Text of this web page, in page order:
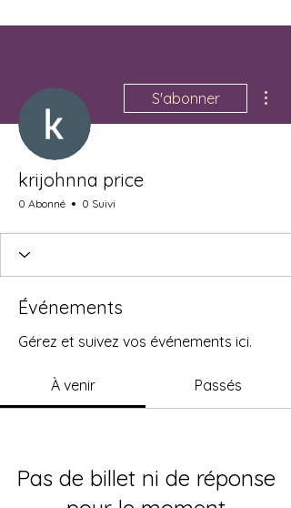
S'abonner
krijohnna price
0 Abonné 0 Suivi
Événements
Gérez et suivez vos événements ici.
À venir Passés
Pas de billet ni de réponse